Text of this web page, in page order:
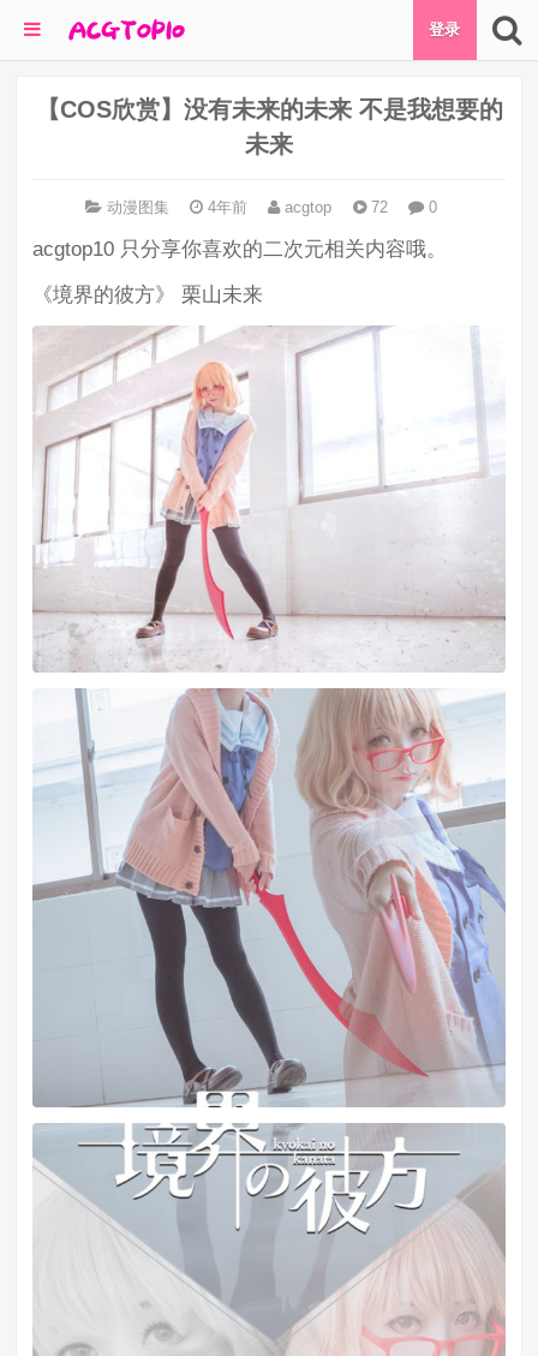
登录
【COS欣赏】没有未来的未来 不是我想要的
未来
动漫图集 4年前 acgtop 72 0
acgtop10 只分享你喜欢的二次元相关内容哦。
《境界的彼方》 栗山未来